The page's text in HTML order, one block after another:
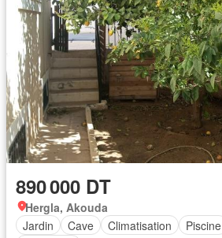
890 000 DT
Hergla, Akouda
Jardin
Cave Climatisation Piscine